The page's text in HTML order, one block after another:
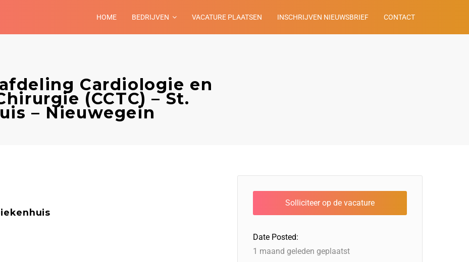
HOME BEDRIJVEN VACATURE PLAATSEN INSCHRIJVEN NIEUWSBRIEF CONTACT
Cardiologie en
(CCTC) – St.
– Nieuwegein
Date Posted:
1 maand geleden geplaatst